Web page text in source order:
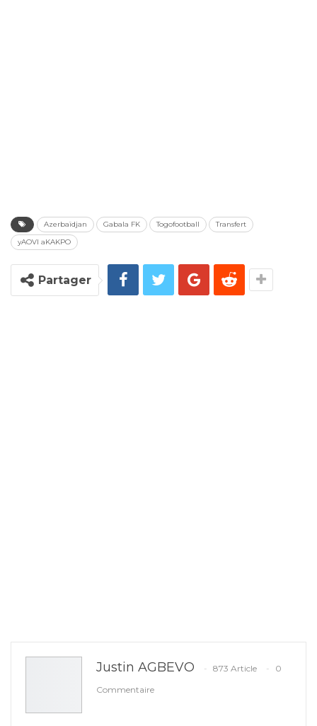
Azerbaïdjan Gabala FK Togofootball
Transfert
yAOVI aKAKPO
Partager
Justin AGBEVO 873 Article
0
Commentaire